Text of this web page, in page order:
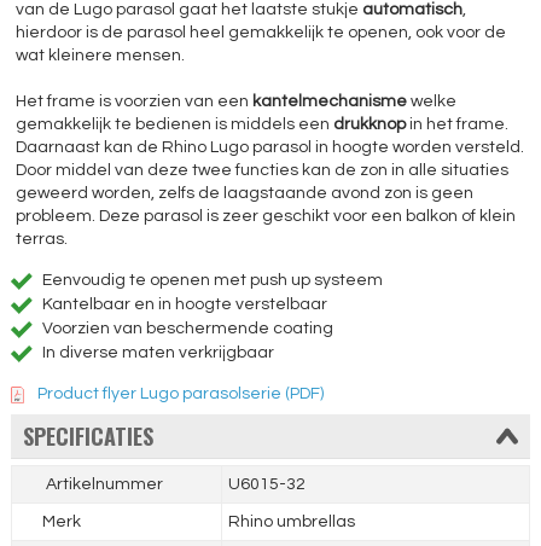
van de Lugo parasol gaat het laatste stukje automatisch,
hierdoor is de parasol heel gemakkelijk te openen, ook voor de
wat kleinere mensen.
Het frame is voorzien van een kantelmechanisme welke
gemakkelijk te bedienen is middels een drukknopin het frame.
Daarnaast kan de Rhino Lugo parasol in hoogte worden versteld.
Door middel van deze twee functies kan de zon in alle situaties
geweerd worden, zelfs de laagstaande avond zon is geen
probleem. Deze parasol is zeer geschikt voor een balkon of klein
terras.
Eenvoudig te openen met push up systeem
Kantelbaar en in hoogte verstelbaar
Voorzien van beschermende coating
In diverse maten verkrijgbaar
Product flyer Lugo parasolserie (PDF)
SPECIFICATIES
Artikelnummer U6015-32
Merk Rhino umbrellas